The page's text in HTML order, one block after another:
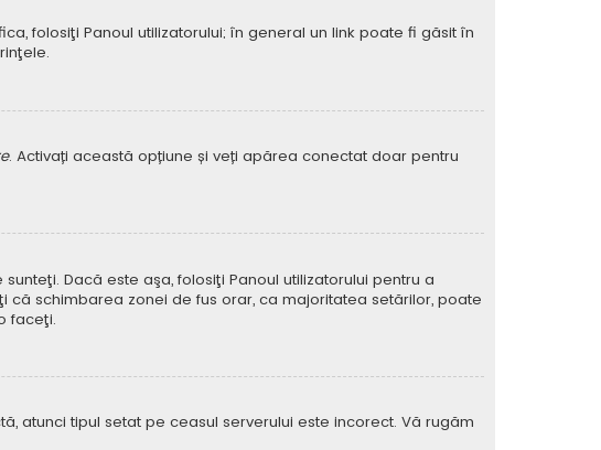
folosiţi Panoul utilizatorului; în general un link poate fi găsit în
. Activați această opțiune și veți apărea conectat doar pentru
Dacă este aşa, folosiţi Panoul utilizatorului pentru a
că schimbarea zonei de fus orar, ca majoritatea setărilor, poate
faceţi.
atunci tipul setat pe ceasul serverului este incorect. Vă rugăm